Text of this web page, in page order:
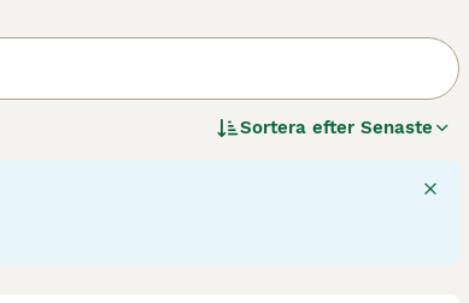
Sortera efter Senaste